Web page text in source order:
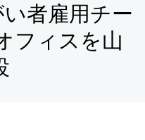
い者雇用チー
フィスを山